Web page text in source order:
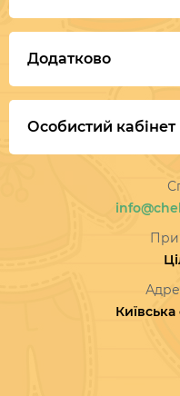
Додатково
Особистий кабінет